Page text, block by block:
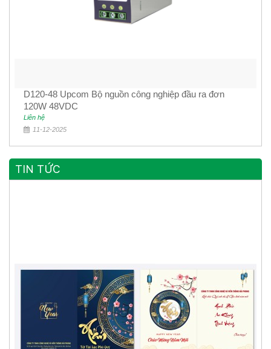
D120-48 Upcom Bộ nguồn công nghiệp đầu ra đơn
120W 48VDC
Liên hệ
11-12-2025
TIN TỨC